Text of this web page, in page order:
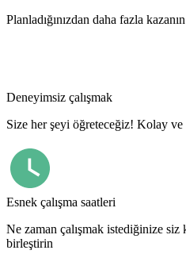
Planladığınızdan daha fazla kazanın
Deneyimsiz çalışmak
Size her şeyi öğreteceğiz! Kolay ve
Esnek çalışma saatleri
Ne zaman çalışmak istediğinize
birleştirin